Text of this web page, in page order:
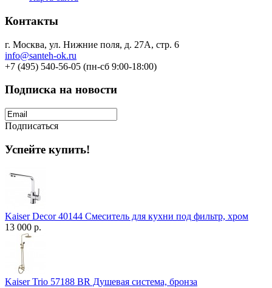
Контакты
г. Москва, ул. Нижние поля, д. 27А, стр. 6
info@santeh-ok.ru
+7 (495) 540-56-05 (пн-сб 9:00-18:00)
Подписка на новости
Подписаться
Успейте купить!
Kaiser Decor 40144 Смеситель для кухни под фильтр, хром
13 000 р.
Kaiser Trio 57188 BR Душевая система, бронза